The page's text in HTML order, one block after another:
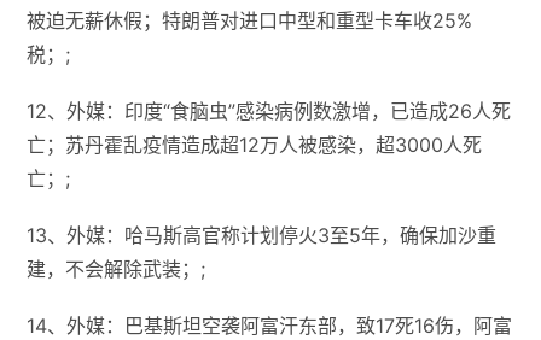
被迫无薪休假；特朗普对进口中型和重型卡车收25%
税；;
12、外媒：印度“食脑虫”感染病例数激增，已造成26人死
亡；苏丹霍乱疫情造成超12万人被感染，超3000人死
亡；;
13、外媒：哈马斯高官称计划停火3至5年，确保加沙重
建，不会解除武装；;
14、外媒：巴基斯坦空袭阿富汗东部，致17死16伤，阿富